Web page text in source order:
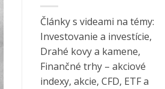
Články s videami na témy:
Investovanie a investície,
Drahé kovy a kamene,
Finančné trhy – akciové
indexy, akcie, CFD, ETF a